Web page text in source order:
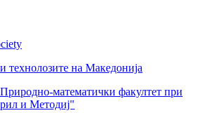
технолозите на Македонија
математички факултет при
и Методиј"